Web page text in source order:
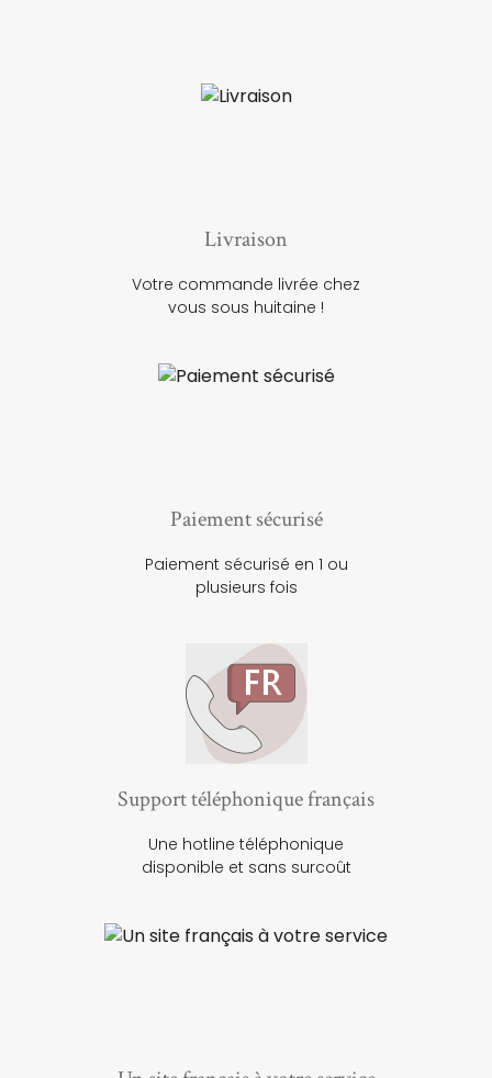
Livraison
Votre commande livrée chez
vous sous huitaine !
Paiement sécurisé
Paiement sécurisé en 1 ou
plusieurs fois
Support téléphonique français
Une hotline téléphonique
disponible et sans surcoût